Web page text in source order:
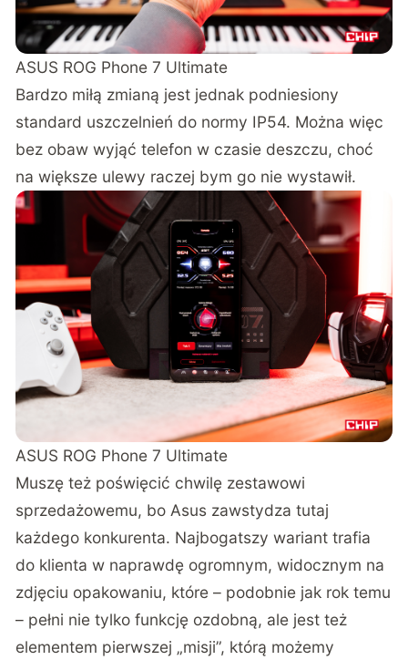
ASUS ROG Phone 7 Ultimate
Bardzo miłą zmianą jest jednak podniesiony
standard uszczelnień do normy IP54. Można więc
bez obaw wyjąć telefon w czasie deszczu, choć
na większe ulewy raczej bym go nie wystawił.
ASUS ROG Phone 7 Ultimate
Muszę też poświęcić chwilę zestawowi
sprzedażowemu, bo Asus zawstydza tutaj
każdego konkurenta. Najbogatszy wariant trafia
do klienta w naprawdę ogromnym, widocznym na
zdjęciu opakowaniu, które – podobnie jak rok temu
– pełni nie tylko funkcję ozdobną, ale jest też
elementem pierwszej „misji”, którą możemy